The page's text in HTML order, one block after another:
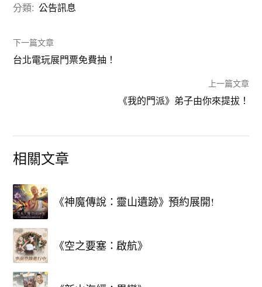
分類: 公告訊息
下一篇文章
台北電玩展門票免費抽！
上一篇文章
《我的門派》弟子由你來提拔！
相關文章
《神魔傳說：靈山遺跡》預約展開!
《空之要塞：啟航》